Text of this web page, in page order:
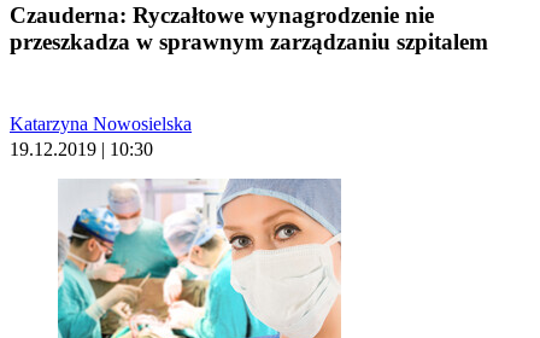
Czauderna: Ryczałtowe wynagrodzenie nie
przeszkadza w sprawnym zarządzaniu szpitalem
Katarzyna Nowosielska
19.12.2019 | 10:30